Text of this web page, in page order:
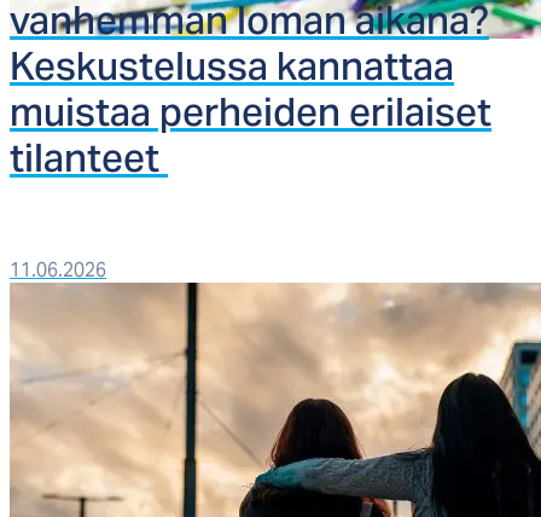
van­hem­man lo­man ai­ka­na?
Kes­kus­te­lus­sa kan­nat­taa
muis­taa per­hei­den eri­lai­set
ti­lan­teet
11.06.2026